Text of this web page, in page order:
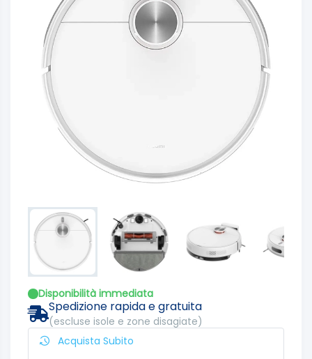
Disponibilità immediata
Spedizione rapida e gratuita
(escluse isole e zone disagiate)
Acquista Subito